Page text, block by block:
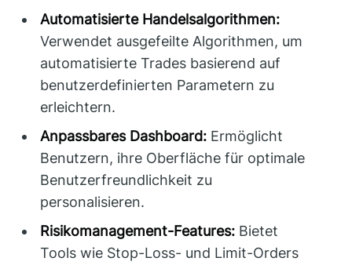
Automatisierte Handelsalgorithmen:
Verwendet ausgefeilte Algorithmen, um
automatisierte Trades basierend auf
benutzerdefinierten Parametern zu
erleichtern.
Anpassbares Dashboard: Ermöglicht
Benutzern, ihre Oberfläche für optimale
Benutzerfreundlichkeit zu
personalisieren.
Risikomanagement-Features: Bietet
Tools wie Stop-Loss- und Limit-Orders